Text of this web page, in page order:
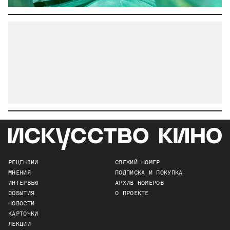
РЕЦЕНЗИИ
МНЕНИЯ
ИНТЕРВЬЮ
СОБЫТИЯ
НОВОСТИ
КАРТОЧКИ
ЛЕКЦИИ
СВЕЖИЙ НОМЕР
ПОДПИСКА И ПОКУПКА
АРХИВ НОМЕРОВ
О ПРОЕКТЕ